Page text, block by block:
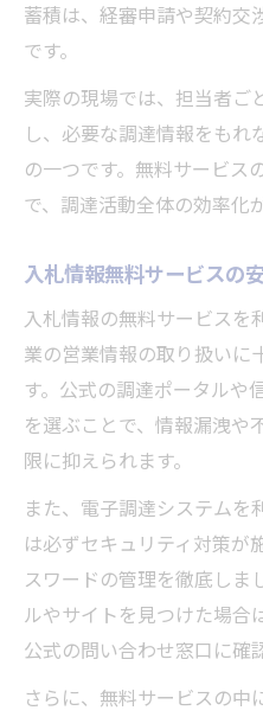
蓄積は、経審申請や契約交
です。
実際の現場では、担当者ご
し、必要な調達情報をもれ
の一つです。無料サービス
で、調達活動全体の効率化
入札情報無料サービスの
入札情報の無料サービスを
業の営業情報の取り扱いに
す。公式の調達ポータルや
を選ぶことで、情報漏洩や
限に抑えられます。
また、電子調達システムを
は必ずセキュリティ対策が
スワードの管理を徹底しま
ルやサイトを見つけた場合
公式の問い合わせ窓口に確
さらに、無料サービスの中